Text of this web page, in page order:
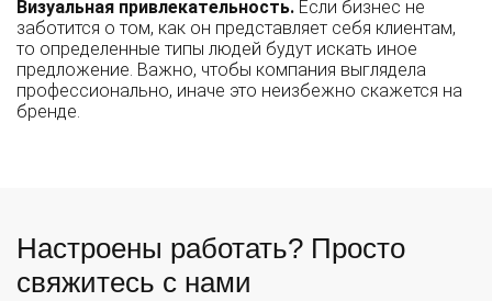
Визуальная привлекательность. Если бизнес не
заботится о том, как он представляет себя клиентам,
то определенные типы людей будут искать иное
предложение. Важно, чтобы компания выглядела
профессионально, иначе это неизбежно скажется на
бренде.
Настроены работать? Просто
свяжитесь с нами